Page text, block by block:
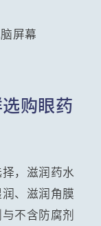
屏幕
购眼药
，滋润药水
、滋润角膜
不含防腐剂